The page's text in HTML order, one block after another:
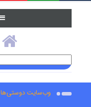
وب‌سایت دوستی‌ها